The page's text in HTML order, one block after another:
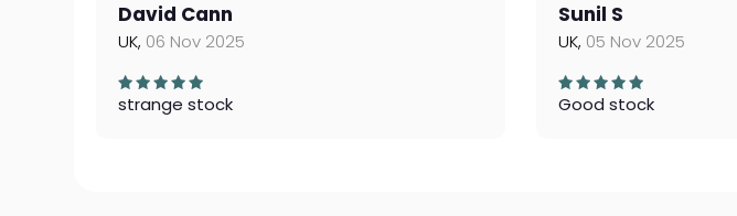
David Cann
UK, 06 Nov 2025
strange stock
Sunil S
UK, 05 Nov 2025
Good stock